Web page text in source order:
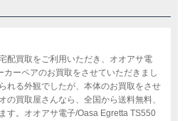
配買取をご利用いただき、オオアサ電
ーペアのお買取をさせていただきまし
れる外観でしたが、本体のお買取をさせ
の買取屋さんなら、全国から送料無料、
す。オオアサ電子/Oasa Egretta TS550